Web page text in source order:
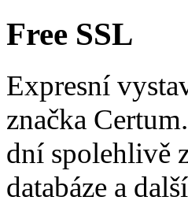
Free SSL
Expresní
značka
dní spolehlivě
databáze a